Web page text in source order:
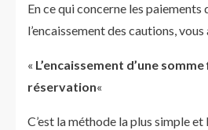
En ce qui concerne les paiements
l’encaissement des cautions,
« L’encaissement d’une
réservation«
C’est la méthode la plus simple